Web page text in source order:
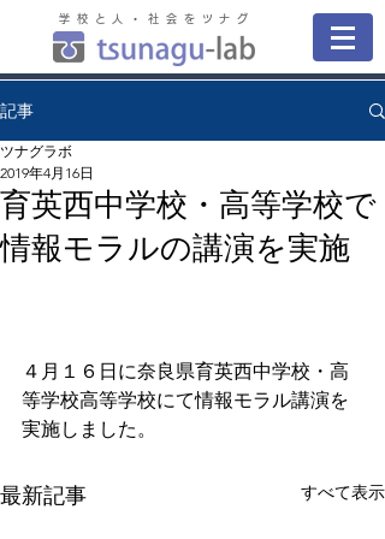
学校と人・社会をツナグ
記事
育英西中学校・高等学校で
情報モラルの講演を実施
ツナグラボ
2019年4月16日
４月１６日に奈良県育英西中学校・高
等学校高等学校にて情報モラル講演を
実施しました。
最新記事 すべて表示